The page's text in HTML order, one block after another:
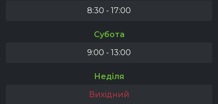
8:30 - 17:00
Субота
9:00 - 13:00
Неділя
Вихідний